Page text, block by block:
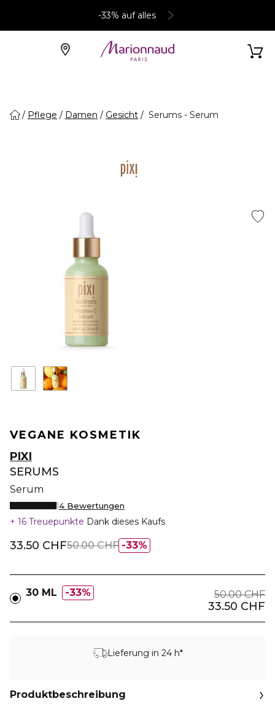
-33% auf alles
Pflege Damen Gesicht Serums - Serum
VEGANE KOSMETIK
PIXI
SERUMS
Serum
4 Bewertungen
16 Treuepunkte Dank dieses Kaufs
33%
33.50 CHF50.00 CHF
30 ML 33% 50.00 CHF
33.50 CHF
Lieferung in 24 h*
Produktbeschreibung